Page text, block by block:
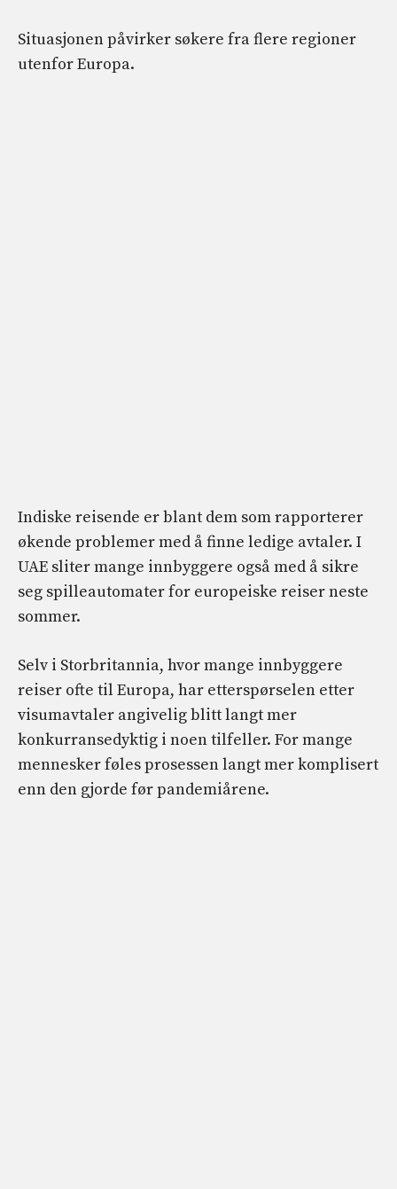
Situasjonen påvirker søkere fra flere regioner
utenfor Europa.
Indiske reisende er blant dem som rapporterer
økende problemer med å finne ledige avtaler. I
UAE sliter mange innbyggere også med å sikre
seg spilleautomater for europeiske reiser neste
sommer.
Selv i Storbritannia, hvor mange innbyggere
reiser ofte til Europa, har etterspørselen etter
visumavtaler angivelig blitt langt mer
konkurransedyktig i noen tilfeller. For mange
mennesker føles prosessen langt mer komplisert
enn den gjorde før pandemiårene.